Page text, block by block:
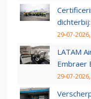
29-07-
LATAM
Embraer
29-07-